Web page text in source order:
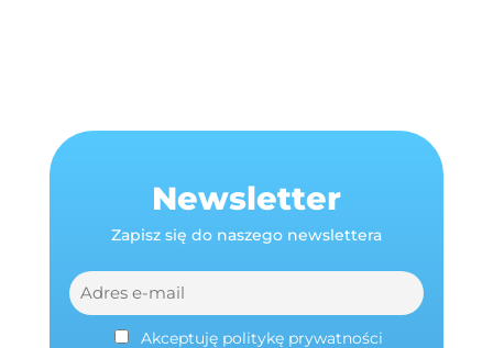
Newsletter
Zapisz się do naszego newslettera
Akceptuję politykę prywatności